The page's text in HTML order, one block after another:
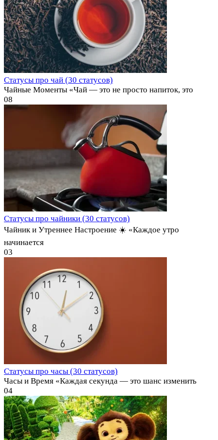
Статусы про чай (30 статусов)
Чайные Моменты «Чай — это не просто напиток, это
08
Статусы про чайники (30 статусов)
Чайник и Утреннее Настроение ☀️ «Каждое утро
начинается
03
Статусы про часы (30 статусов)
Часы и Время «Каждая секунда — это шанс изменить
04